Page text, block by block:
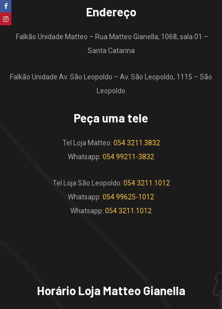
Endereço
Falkão Unidade Matteo – Rua Matteo Gianella, 1068, sala 01 –
Santa Catarina
Falkão Unidade Av. São Leopoldo – Av. São Leopoldo, 1115 – São
Leopoldo
Peça uma tele
Tel Loja Matteo: 054 3211.3832
Whatsapp: 054 99211-3832
Tel Loja São Leopoldo: 054 3211.1012
Whatsapp: 054 99625-1012
Whatsapp: 054 3211.1012
Horário Loja Matteo Gianella